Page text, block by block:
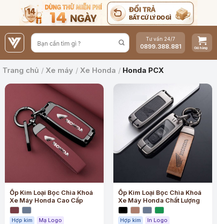
nội
dung
Tư vấn 24/7
0899.388.881
Trang chủ / Xe máy / Xe Honda / Honda PCX
Ốp Kim Loại Bọc Chìa Khoá
Xe Máy Honda Cao Cấp
Hợp kim Mạ Logo
Ốp Kim Loại Bọc Chìa Khoá
Xe Máy Honda Chất Lượng
Hợp kim In Logo